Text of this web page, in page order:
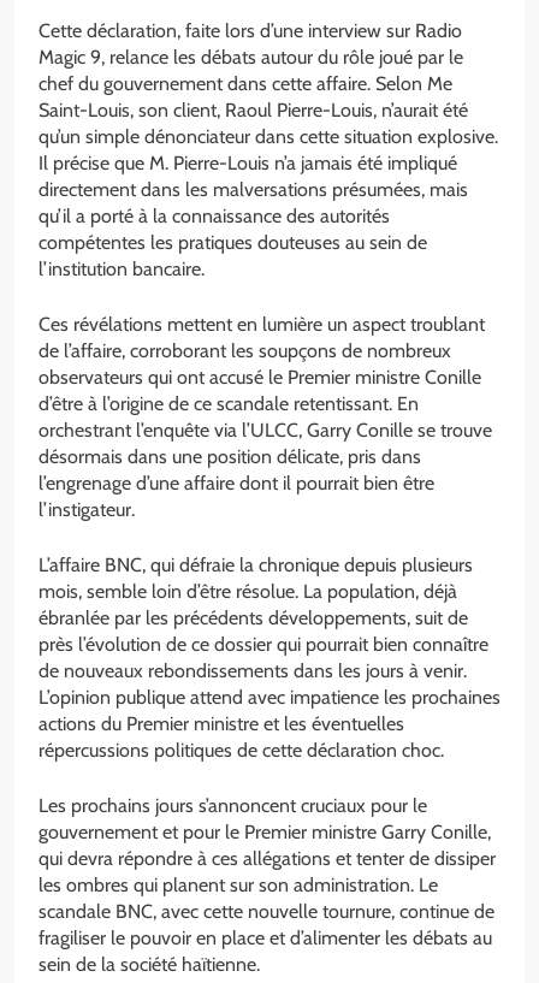
Cette déclaration, faite lors d’une interview sur Radio
Magic 9, relance les débats autour du rôle joué par le
chef du gouvernement dans cette affaire. Selon Me
Saint-Louis, son client, Raoul Pierre-Louis, n’aurait été
qu’un simple dénonciateur dans cette situation explosive.
Il précise que M. Pierre-Louis n’a jamais été impliqué
directement dans les malversations présumées, mais
qu’il a porté à la connaissance des autorités
compétentes les pratiques douteuses au sein de
l’institution bancaire.
Ces révélations mettent en lumière un aspect troublant
de l’affaire, corroborant les soupçons de nombreux
observateurs qui ont accusé le Premier ministre Conille
d’être à l’origine de ce scandale retentissant. En
orchestrant l’enquête via l’ULCC, Garry Conille se trouve
désormais dans une position délicate, pris dans
l’engrenage d’une affaire dont il pourrait bien être
l’instigateur.
L’affaire BNC, qui défraie la chronique depuis plusieurs
mois, semble loin d’être résolue. La population, déjà
ébranlée par les précédents développements, suit de
près l’évolution de ce dossier qui pourrait bien connaître
de nouveaux rebondissements dans les jours à venir.
L’opinion publique attend avec impatience les prochaines
actions du Premier ministre et les éventuelles
répercussions politiques de cette déclaration choc.
Les prochains jours s’annoncent cruciaux pour le
gouvernement et pour le Premier ministre Garry Conille,
qui devra répondre à ces allégations et tenter de dissiper
les ombres qui planent sur son administration. Le
scandale BNC, avec cette nouvelle tournure, continue de
fragiliser le pouvoir en place et d’alimenter les débats au
sein de la société haïtienne.